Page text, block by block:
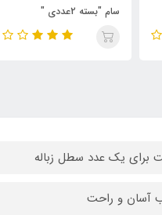
برای یک عدد سطل زباله
آسان و راحت